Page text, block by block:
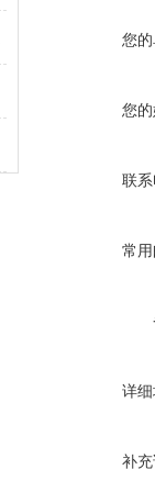
您
您
联
常
详
补